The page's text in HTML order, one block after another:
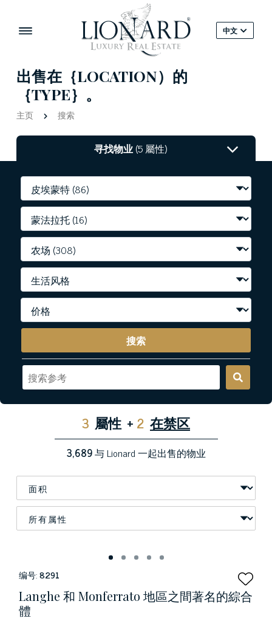
中文
出售在｛LOCATION）的
｛TYPE｝。
主页 搜索
寻找物业(5 屬性)
搜索
3 屬性 + 2 在禁区
3,689与 Lionard 一起出售的物业
编号:8291
Langhe 和 Monferrato 地區之間著名的綜合
體